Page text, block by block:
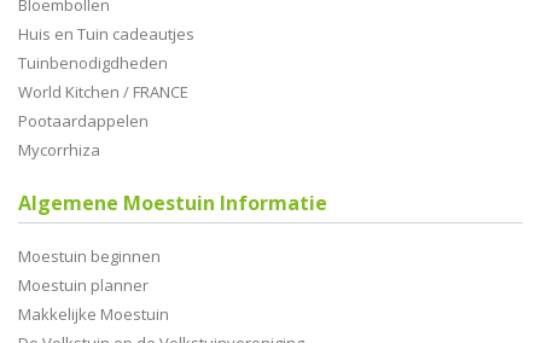
Bloembollen
Huis en Tuin cadeautjes
Tuinbenodigdheden
World Kitchen / FRANCE
Pootaardappelen
Mycorrhiza
Algemene Moestuin Informatie
Moestuin beginnen
Moestuin planner
Makkelijke Moestuin